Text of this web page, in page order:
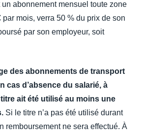
abonnement mensuel toute zone
mois, verra 50 % du prix de son
par son employeur, soit
des abonnements de transport
cas d’absence du salarié, à
ait été utilisé au moins une
Si le titre n’a pas été utilisé durant
remboursement ne sera effectué. À